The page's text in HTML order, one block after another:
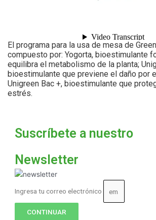
El programa para la usa de mesa de
compuesto por: Yogorta, bioestimulante
equilibra el metabolismo de la planta;
bioestimulante que previene el daño por
Unigreen Bac +, bioestimulante que
estrés.
Suscríbete a nuestro
Newsletter
Ingresa tu correo electrónico
CONTINUAR